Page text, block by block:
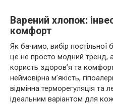
Варений хлопок:
комфорт
Як бачимо, вибір постільної
це не просто модний тренд,
користь здоров’я та
неймовірна м’якість,
відмінна терморегуляція та
ідеальним варіантом для